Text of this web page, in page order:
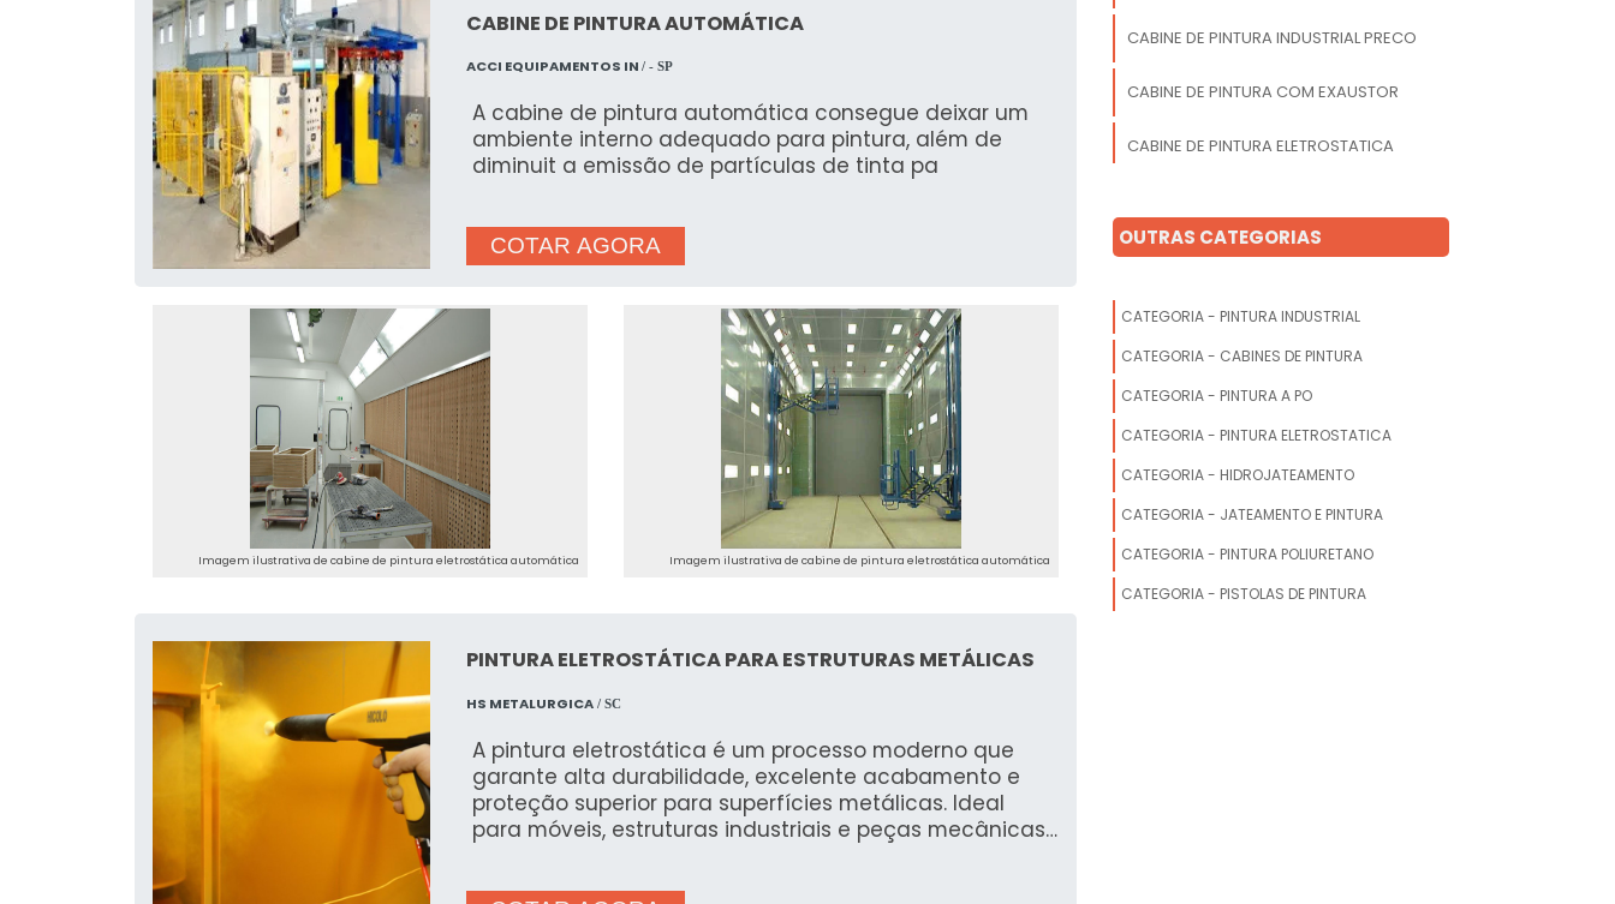
CABINE DE PINTURA AUTOMÁTICA
ACCI EQUIPAMENTOS IN/ - SP
A cabine de pintura automática consegue deixar um
ambiente interno adequado para pintura, além de
diminuit a emissão de partículas de tinta pa
COTAR AGORA
Imagem ilustrativa de cabine de pintura eletrostática automática Imagem ilustrativa de cabine de pintura eletrostática automática
PINTURA ELETROSTÁTICA PARA ESTRUTURAS METÁLICAS
HS METALURGICA / SC
A pintura eletrostática é um processo moderno que
garante alta durabilidade, excelente acabamento e
proteção superior para superfícies metálicas. Ideal
para móveis, estruturas industriais e peças mecânicas,
CABINE DE PINTURA INDUSTRIAL PRECO
CABINE DE PINTURA COM EXAUSTOR
CABINE DE PINTURA ELETROSTATICA
PO
OUTRAS CATEGORIAS
CATEGORIA - PINTURA INDUSTRIAL
CATEGORIA - CABINES DE PINTURA
CATEGORIA - PINTURA A PO
CATEGORIA - PINTURA ELETROSTATICA
CATEGORIA - HIDROJATEAMENTO
CATEGORIA - JATEAMENTO E PINTURA
CATEGORIA - PINTURA POLIURETANO
CATEGORIA - PISTOLAS DE PINTURA